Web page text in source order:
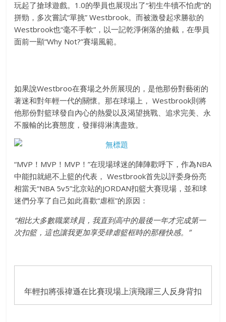
玩起了搶球遊戲。1.0的學員也展現出了“初生牛犢不怕虎”的
拼勁，多次嘗試“單挑” Westbrook。而被激發起求勝欲的
Westbrook也“毫不手軟”，以一記乾淨俐落的搶截，在學員
面前一顯“Why Not?”賽場風範。
如果說Westbroo在賽場之外所展現的， 是他那份對藝術的
著迷和對年輕一代的關懷。那在球場上， Westbrook則將
他那份對籃球發自內心的熱愛以及渴望挑戰、追求完美、永
不服輸的比賽態度，發揮得淋漓盡致。
“MVP！MVP！MVP！”在現場球迷的陣陣歡呼下，作為NBA
中能扣就絕不上籃的代表， Westbrook首先以評委身份亮
相當天“NBA 5v5”北京站的JORDAN扣籃大賽現場，並和球
迷們分享了自己如此喜歡“虐框”的原因：
“相比大多數職業球員，我直到高中的最後一年才完成第一
次扣籃，這也讓我更加享受肆虐籃框時的那種快感。 ”
年輕扣將張禕遜在比賽現場上演飛躍三人反身背扣